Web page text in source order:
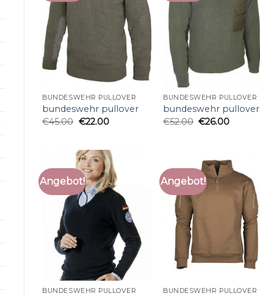
BUNDESWEHR PULLOVER
bundeswehr pullover
€45.00 €22.00
BUNDESWEHR PULLOVER
bundeswehr pullover
€52.00 €26.00
Angebot!
BUNDESWEHR PULLOVER
Angebot!
BUNDESWEHR PULLOVER